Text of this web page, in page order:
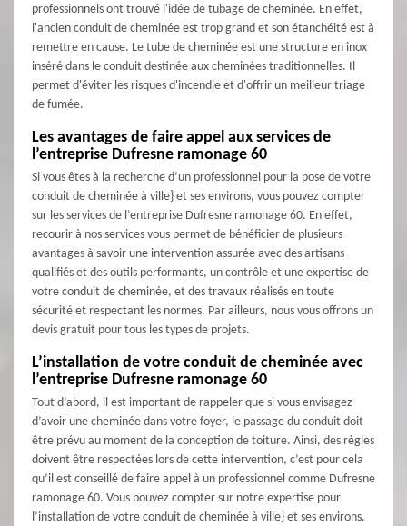
professionnels ont trouvé l'idée de tubage de cheminée. En effet,
l'ancien conduit de cheminée est trop grand et son étanchéité est à
remettre en cause. Le tube de cheminée est une structure en inox
inséré dans le conduit destinée aux cheminées traditionnelles. Il
permet d'éviter les risques d'incendie et d'offrir un meilleur triage
de fumée.
Les avantages de faire appel aux services de
l’entreprise Dufresne ramonage 60
Si vous êtes à la recherche d’un professionnel pour la pose de votre
conduit de cheminée à ville} et ses environs, vous pouvez compter
sur les services de l’entreprise Dufresne ramonage 60. En effet,
recourir à nos services vous permet de bénéficier de plusieurs
avantages à savoir une intervention assurée avec des artisans
qualifiés et des outils performants, un contrôle et une expertise de
votre conduit de cheminée, et des travaux réalisés en toute
sécurité et respectant les normes. Par ailleurs, nous vous offrons un
devis gratuit pour tous les types de projets.
L’installation de votre conduit de cheminée avec
l’entreprise Dufresne ramonage 60
Tout d’abord, il est important de rappeler que si vous envisagez
d’avoir une cheminée dans votre foyer, le passage du conduit doit
être prévu au moment de la conception de toiture. Ainsi, des règles
doivent être respectées lors de cette intervention, c’est pour cela
qu’il est conseillé de faire appel à un professionnel comme Dufresne
ramonage 60. Vous pouvez compter sur notre expertise pour
l’installation de votre conduit de cheminée à ville} et ses environs.